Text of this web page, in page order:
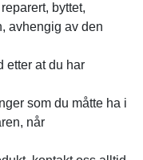
byttet,
avhengig av den
etter at du har
som du måtte ha i
når